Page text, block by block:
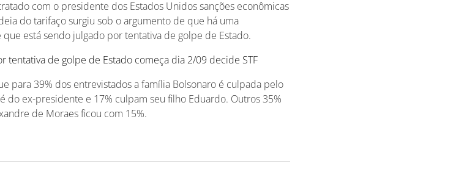
com o presidente dos Estados Unidos sanções econômicas
do tarifaço surgiu sob o argumento de que há uma
está sendo julgado por tentativa de golpe de Estado.
tentativa de golpe de Estado começa dia 2/09 decide STF
para 39% dos entrevistados a família Bolsonaro é culpada pelo
do ex-presidente e 17% culpam seu filho Eduardo. Outros 35%
de Moraes ficou com 15%.